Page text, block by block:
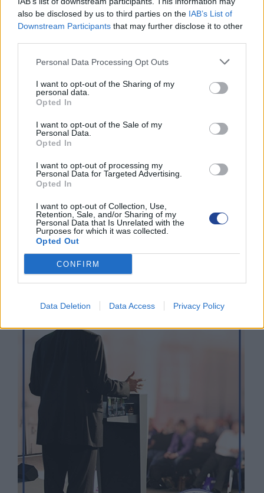
also be disclosed by us to third parties on the IAB’s List of
Downstream Participants that may further disclose it to other
Personal Data Processing Opt Outs
I want to opt-out of the Sharing of my
personal data.
Opted In
I want to opt-out of the Sale of my
Personal Data.
Opted In
I want to opt-out of processing my
Personal Data for Targeted Advertising.
Opted In
I want to opt-out of Collection, Use,
Retention, Sale, and/or Sharing of my
Personal Data that Is Unrelated with the
Purposes for which it was collected.
Opted Out
CONFIRM
Data Deletion Data Access Privacy Policy
ΒΡΑΒΕΥΣΕΙΣ ΑΡΙΣΤΩΝ ΤΕΛΕΙΟΦΟΙΤΩΝ ΜΑΘΗΤΩΝ
3 Ιουλίου 2026
2026
ΕΚΠΤΩΣΗ ΣΤΑ ΣΚΥΒΑΛΑ ΑΠΟ ΔΗΜΟ ΛΕΥΚΩΣΙΑΣ
Water World Ayia Napa Cyprus ΕΚΠΤΩΣΗ ΓΙΑ 2026
ΕΚΠΤΩΣΗ ΑΠΟ ΚΟΙΝΟΤΙΚΟ ΣΥΜΒΟΥΛΙΟ
ΜΑΡΩΝΙΟΥ
3 Ιουνίου 2026
ΟΙ ΕΚΔΗΛΩΣΕΙΣ ΜΑΣ